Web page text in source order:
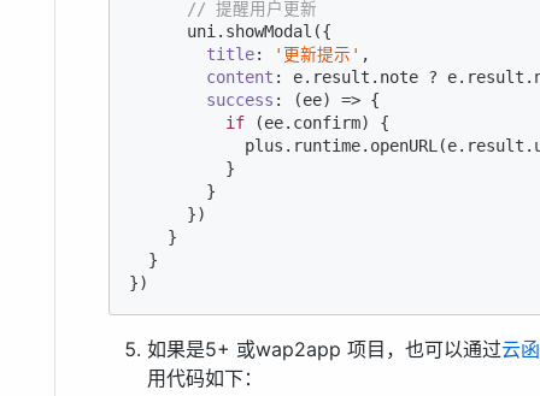
// 提醒用户更新
      uni.showModal({
title: '更新提示' ,
content : e.result.note ?
success : (ee) => {
if (ee.confirm) {
          }
        }
      })
    }
  }
如果是5+ 或wap2app 项目，也可以通过云
用代码如下：